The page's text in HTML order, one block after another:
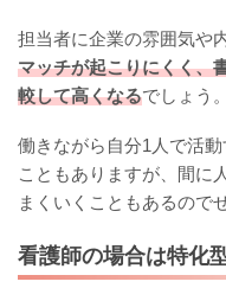
担当者に企業の雰囲気や
マッチが起こりにくく、
較して高くなるでしょう。
働きながら自分1人で活
こともありますが、間に
まくいくこともあるので
看護師の場合は特化